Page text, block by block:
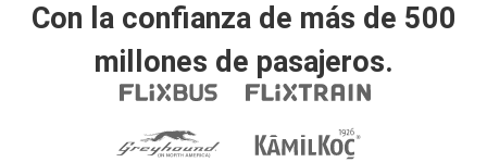
Con la confianza de más de 500
millones de pasajeros.